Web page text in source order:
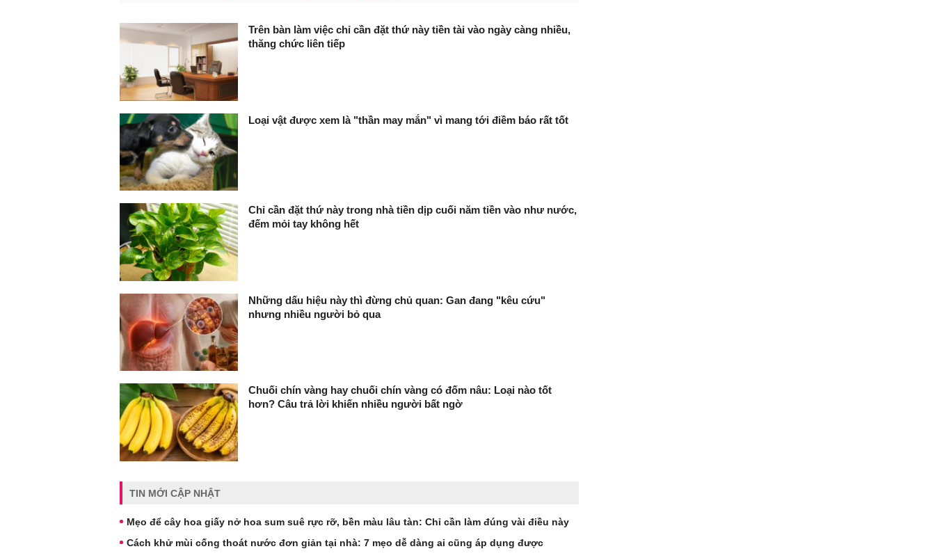
Trên bàn làm việc chỉ cần đặt thứ này tiền tài vào ngày càng nhiều,
thăng chức liên tiếp
Loại vật được xem là "thần may mắn" vì mang tới điềm báo rất tốt
Chỉ cần đặt thứ này trong nhà tiền dịp cuối năm tiền vào như nước,
đếm mỏi tay không hết
Những dấu hiệu này thì đừng chủ quan: Gan đang "kêu cứu"
nhưng nhiều người bỏ qua
Chuối chín vàng hay chuối chín vàng có đốm nâu: Loại nào tốt
hơn? Câu trả lời khiến nhiều người bất ngờ
TIN MỚI CẬP NHẬT
Mẹo để cây hoa giấy nở hoa sum suê rực rỡ, bền màu lâu tàn: Chỉ cần làm đúng vài điều này
Cách khử mùi cống thoát nước đơn giản tại nhà: 7 mẹo dễ dàng ai cũng áp dụng được